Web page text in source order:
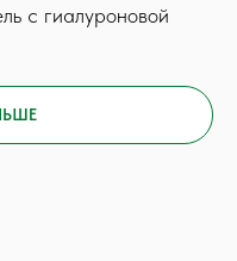
с гиалуроновой